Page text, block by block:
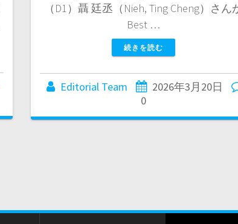
（D1）聶 廷丞（Nieh, Ting Cheng）さん
Best …
続きを読む
Editorial Team
2026年3月20日
0